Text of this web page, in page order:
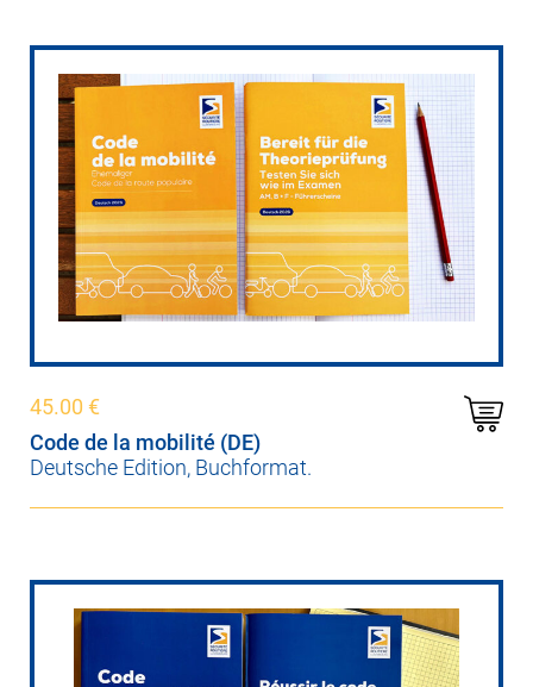
45.00 €
Code de la mobilité (DE)
Deutsche Edition, Buchformat.